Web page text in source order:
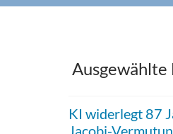
Ausgewählte
KI widerlegt 87
Jacobi-